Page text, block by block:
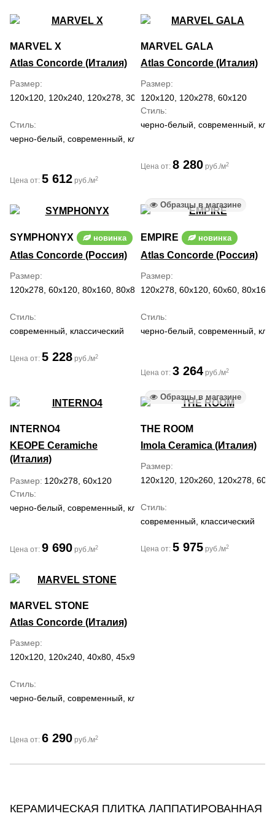
MARVEL X
Atlas Concorde (Италия)
Размер
120x120, 120x240, 120x278, 30x60, 60x120, 60x60, 75x150, 75x75
Стиль
черно-белый, современный, классический, средиземноморский
Цена от: 5 612 руб./м2
MARVEL GALA
Atlas Concorde (Италия)
Размер
120x120, 120x278, 60x120
Стиль
черно-белый, современный,
Цена от: 8 280 руб./м2
SYMPHONYX новинка
Atlas Concorde (Россия)
Размер
120x278, 60x120, 80x160, 80x80
Стиль
современный, классический
Цена от: 5 228 руб./м2
Образцы в магазине
EMPIRE новинка
Atlas Concorde (Россия)
Размер
120x278, 60x120, 60x60, 80x160
Стиль
черно-белый, современный,
Цена от: 3 264 руб./м2
INTERNO4
KEOPE Ceramiche
(Италия)
Размер 120x278, 60x120
Стиль
черно-белый, современный, классический
Цена от: 9 690 руб./м2
Образцы в магазине
THE ROOM
Imola Ceramica (Италия)
Размер
120x120, 120x260, 120x278,
Стиль
современный, классический
Цена от: 5 975 руб./м2
MARVEL STONE
Atlas Concorde (Италия)
Размер
120x120, 120x240, 40x80, 45x90, 50x120, 60x120, 60x60, 75x150,
Стиль
черно-белый, современный, классический, романтизм
Цена от: 6 290 руб./м2
КЕРАМИЧЕСКАЯ ПЛИТКА ЛАППАТИРОВАННАЯ